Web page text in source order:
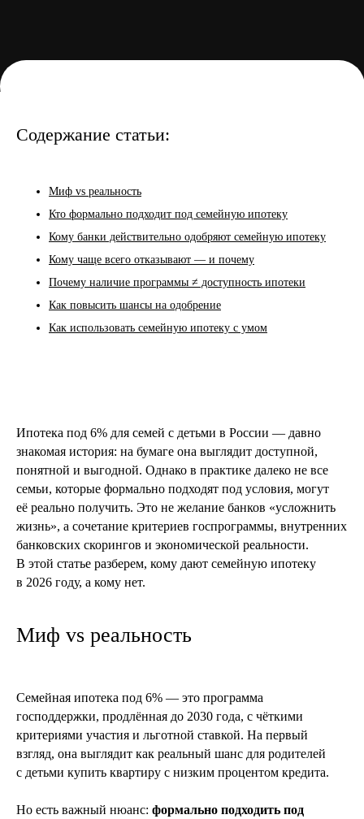
Содержание статьи:
Миф vs реальность
Кто формально подходит под семейную ипотеку
Кому банки действительно одобряют семейную ипотеку
Кому чаще всего отказывают — и почему
Почему наличие программы ≠ доступность ипотеки
Как повысить шансы на одобрение
Как использовать семейную ипотеку с умом
Ипотека под 6% для семей с детьми в России — давно
знакомая история: на бумаге она выглядит доступной,
понятной и выгодной. Однако в практике далеко не все
семьи, которые формально подходят под условия, могут
её реально получить. Это не желание банков «усложнить
жизнь», а сочетание критериев госпрограммы, внутренних
банковских скорингов и экономической реальности.
В этой статье разберем, кому дают семейную ипотеку
в 2026 году, а кому нет.
Миф vs реальность
Семейная ипотека под 6% — это программа
господдержки, продлённая до 2030 года, с чёткими
критериями участия и льготной ставкой. На первый
взгляд, она выглядит как реальный шанс для родителей
с детьми купить квартиру с низким процентом кредита.
Но есть важный нюанс: формально подходить под